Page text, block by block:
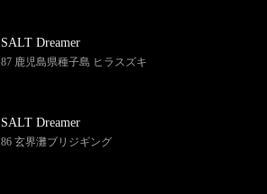
SALT Dreamer
87 鹿児島県種子島 ヒラスズキ
SALT Dreamer
86 玄界灘ブリジギング